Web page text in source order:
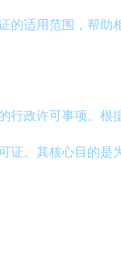
适用范围，帮助
行政许可事项。
。其核心目的